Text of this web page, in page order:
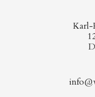
Karl-